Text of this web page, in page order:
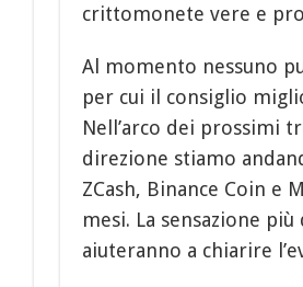
crittomonete vere e
Al momento nessuno
per cui il consiglio
Nell’arco dei prossimi
direzione stiamo
ZCash, Binance Coin
mesi. La sensazione
aiuteranno a chiarire